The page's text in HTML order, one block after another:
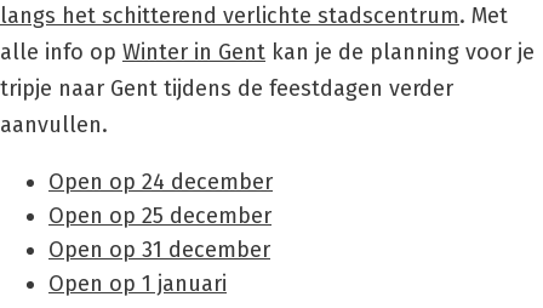
langs het schitterend verlichte stadscentrum. Met
alle info op Winter in Gent kan je de planning voor je
tripje naar Gent tijdens de feestdagen verder
aanvullen.
Open op 24 december
Open op 25 december
Open op 31 december
Open op 1 januari